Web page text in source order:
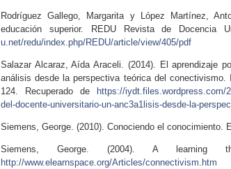
Rodríguez Gallego, Margarita y López Martínez,
educación superior. REDU Revista de Docencia
u.net/redu/index.php/REDU/article/view/405/pdf
Salazar Alcaraz, Aída Araceli. (2014). El aprendizaje
análisis desde la perspectiva teórica del
124. Recuperado de
https://iydt.files.wordpress.com/
del-docente-universitario-un-anc3a1lisis-desde-la-
Siemens, George. (2010). Conociendo el conocimiento.
Siemens, George. (2004). A
http://www.elearnspace.org/Articles/connectivism.htm